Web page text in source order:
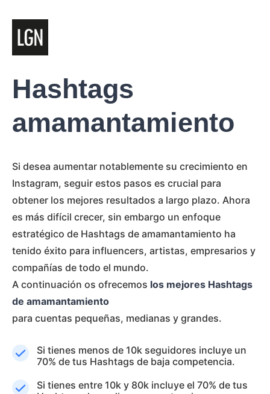
Hashtags
amamantamiento
Si desea aumentar notablemente su crecimiento en
Instagram, seguir estos pasos es crucial para
obtener los mejores resultados a largo plazo. Ahora
es más difícil crecer, sin embargo un enfoque
estratégico de Hashtags de amamantamiento ha
tenido éxito para influencers, artistas, empresarios y
compañías de todo el mundo.
A continuación os ofrecemos los mejores Hashtags
de amamantamiento
para cuentas pequeñas, medianas y grandes.
Si tienes menos de 10k seguidores incluye un
70% de tus Hashtags de baja competencia.
Si tienes entre 10k y 80k incluye el 70% de tus